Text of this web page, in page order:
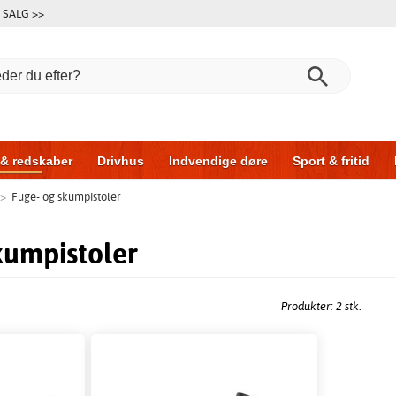
SALG >>
redskaber Drivhus Indvendige døre Sport & fritid
& garage Hus & byg
> Fuge- og skumpistoler
Produkter: 2 stk.